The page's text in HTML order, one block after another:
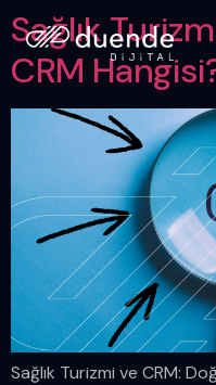
Sağlık
CRM
Sağlık Turizmi ve CRM: